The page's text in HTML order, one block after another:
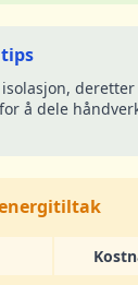
å dele